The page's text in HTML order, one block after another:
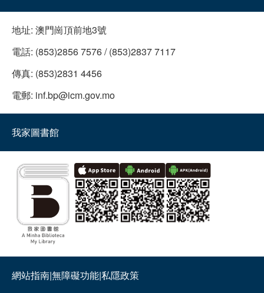
地址: 澳門崗頂前地3號
電話: (853)2856 7576 / (853)2837 7117
傳真: (853)2831 4456
電郵: inf.bp@icm.gov.mo
我家圖書館
網站指南|無障礙功能|私隱政策